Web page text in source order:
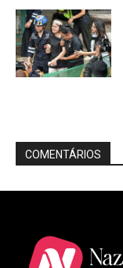
COMENTÁRIOS